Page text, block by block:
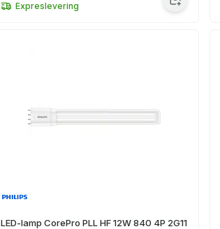
Expreslevering
LED-lamp CorePro PLL HF 12W 840 4P 2G11